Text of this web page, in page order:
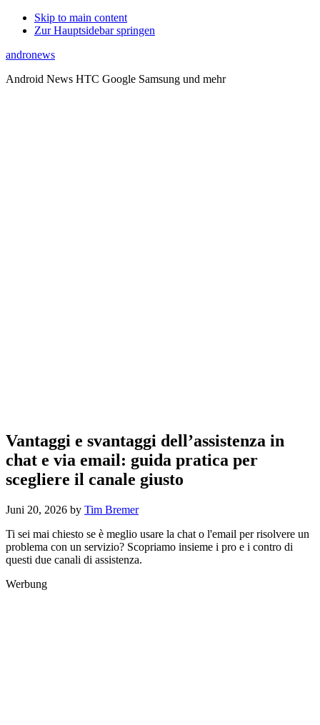
Skip to main content
Zur Hauptsidebar springen
andronews
Android News HTC Google Samsung und mehr
Vantaggi e svantaggi dell’assistenza in
chat e via email: guida pratica per
scegliere il canale giusto
Juni 20, 2026 by Tim Bremer
Ti sei mai chiesto se è meglio usare la chat o l'email per risolvere un
problema con un servizio? Scopriamo insieme i pro e i contro di
questi due canali di assistenza.
Werbung